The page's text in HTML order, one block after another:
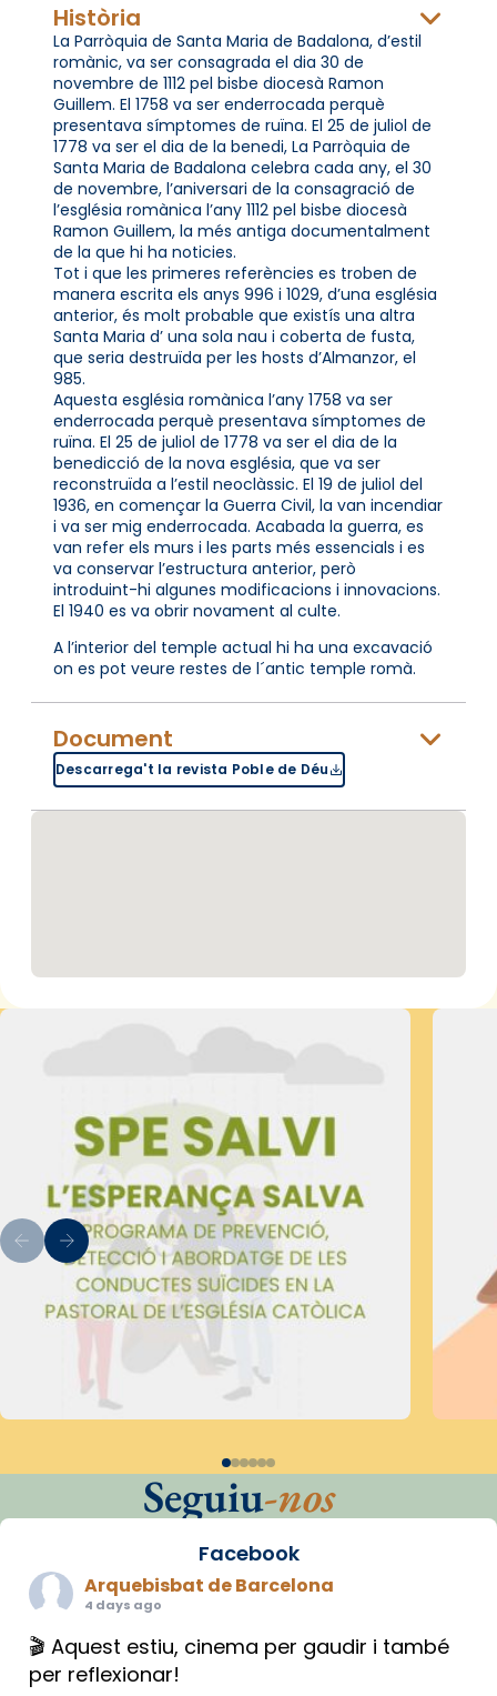
Història
La Parròquia de Santa Maria de Badalona, d’estil
romànic, va ser consagrada el dia 30 de
novembre de 1112 pel bisbe diocesà Ramon
Guillem. El 1758 va ser enderrocada perquè
presentava símptomes de ruïna. El 25 de juliol de
1778 va ser el dia de la benedi, La Parròquia de
Santa Maria de Badalona celebra cada any, el 30
de novembre, l’aniversari de la consagració de
l’església romànica l’any 1112 pel bisbe diocesà
Ramon Guillem, la més antiga documentalment
de la que hi ha noticies.
Tot i que les primeres referències es troben de
manera escrita els anys 996 i 1029, d’una església
anterior, és molt probable que existís una altra
Santa Maria d’ una sola nau i coberta de fusta,
que seria destruïda per les hosts d’Almanzor, el
985.
Aquesta església romànica l’any 1758 va ser
enderrocada perquè presentava símptomes de
ruïna. El 25 de juliol de 1778 va ser el dia de la
benedicció de la nova església, que va ser
reconstruïda a l’estil neoclàssic. El 19 de juliol del
1936, en començar la Guerra Civil, la van incendiar
i va ser mig enderrocada. Acabada la guerra, es
van refer els murs i les parts més essencials i es
va conservar l’estructura anterior, però
introduint-hi algunes modificacions i innovacions.
El 1940 es va obrir novament al culte.
A l’interior del temple actual hi ha una excavació
on es pot veure restes de l´antic temple romà.
Document
Descarrega't la revista Poble de Déu
Seguiu-nos
Facebook
Arquebisbat de Barcelona
4 days ago
🎬 Aquest estiu, cinema per gaudir i també
per reflexionar!